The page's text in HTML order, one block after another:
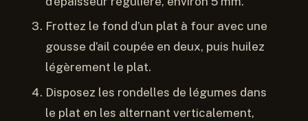
Frottez le fond d’un plat à four avec une
gousse d’ail coupée en deux, puis huilez
légèrement le plat.
Disposez les rondelles de légumes dans
le plat en les alternant verticalement,